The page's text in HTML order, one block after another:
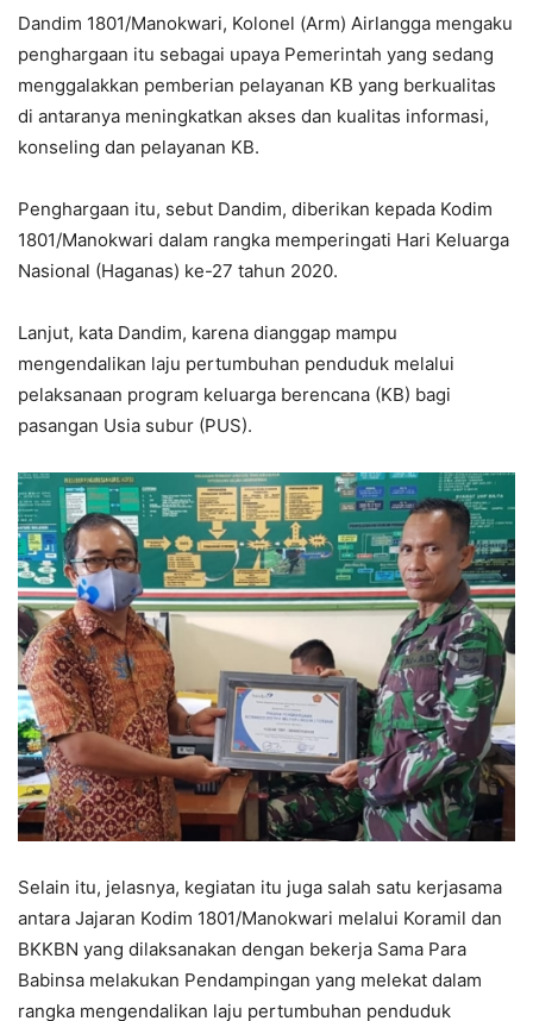
Dandim 1801/Manokwari, Kolonel (Arm) Airlangga mengaku
penghargaan itu sebagai upaya Pemerintah yang sedang
menggalakkan pemberian pelayanan KB yang berkualitas
di antaranya meningkatkan akses dan kualitas informasi,
konseling dan pelayanan KB.
Penghargaan itu, sebut Dandim, diberikan kepada Kodim
1801/Manokwari dalam rangka memperingati Hari Keluarga
Nasional (Haganas) ke-27 tahun 2020.
Lanjut, kata Dandim, karena dianggap mampu
mengendalikan laju pertumbuhan penduduk melalui
pelaksanaan program keluarga berencana (KB) bagi
pasangan Usia subur (PUS).
Selain itu, jelasnya, kegiatan itu juga salah satu kerjasama
antara Jajaran Kodim 1801/Manokwari melalui Koramil dan
BKKBN yang dilaksanakan dengan bekerja Sama Para
Babinsa melakukan Pendampingan yang melekat dalam
rangka mengendalikan laju pertumbuhan penduduk